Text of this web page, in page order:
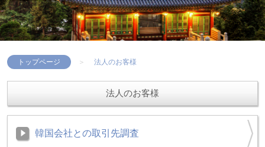
トップページ 法人のお客様
法人のお客様
韓国会社との取引先調査